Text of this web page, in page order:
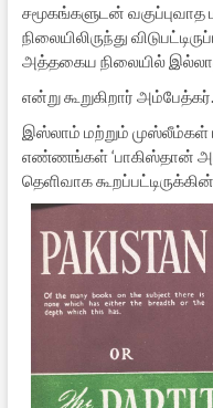
சமூகங்களுடன் வகுப்புவாத
நிலையிலிருந்து
அத்தகைய நிலையில்
என்று கூறுகிறார் அம்பேத்கர்.
இஸ்லாம் மற்றும் முஸ்லீம்கள்
எண்ணங்கள் ‘பாகிஸ்தான்
தெளிவாக